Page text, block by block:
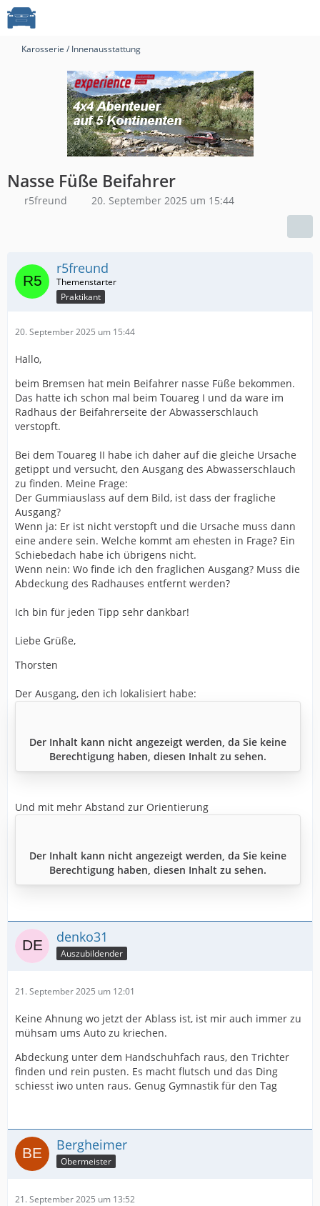
Karosserie / Innenausstattung
Nasse Füße Beifahrer
r5freund 20. September 2025 um 15:44
r5freund
Praktikant
20. September 2025 um 15:44
Hallo,
beim Bremsen hat mein Beifahrer nasse Füße bekommen.
Das hatte ich schon mal beim Touareg I und da ware im
Radhaus der Beifahrerseite der Abwasserschlauch
verstopft.
Bei dem Touareg II habe ich daher auf die gleiche Ursache
getippt und versucht, den Ausgang des Abwasserschlauch
zu finden. Meine Frage:
Der Gummiauslass auf dem Bild, ist dass der fragliche
Ausgang?
Wenn ja: Er ist nicht verstopft und die Ursache muss dann
eine andere sein. Welche kommt am ehesten in Frage? Ein
Schiebedach habe ich übrigens nicht.
Wenn nein: Wo finde ich den fraglichen Ausgang? Muss die
Abdeckung des Radhauses entfernt werden?
Ich bin für jeden Tipp sehr dankbar!
Liebe Grüße,
Thorsten
Der Ausgang, den ich lokalisiert habe:
Der Inhalt kann nicht angezeigt werden, da Sie keine
Berechtigung haben, diesen Inhalt zu sehen.
Und mit mehr Abstand zur Orientierung
Der Inhalt kann nicht angezeigt werden, da Sie keine
Berechtigung haben, diesen Inhalt zu sehen.
denko31
Auszubildender
21. September 2025 um 12:01
Keine Ahnung wo jetzt der Ablass ist, ist mir auch immer zu
mühsam ums Auto zu kriechen.
Abdeckung unter dem Handschuhfach raus, den Trichter
finden und rein pusten. Es macht flutsch und das Ding
schiesst iwo unten raus. Genug Gymnastik für den Tag
Bergheimer
Obermeister
21. September 2025 um 13:52